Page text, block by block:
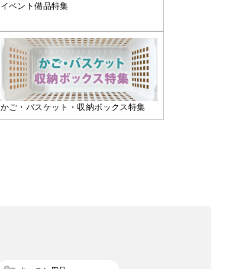
イベント備品特集
かご・バスケット・収納ボックス特集